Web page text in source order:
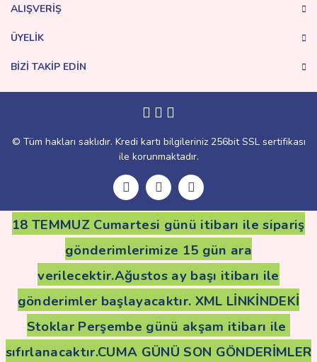
ALIŞVERİŞ
ÜYELİK
BİZİ TAKİP EDİN
© Tüm hakları saklıdır. Kredi kartı bilgileriniz 256bit SSL sertifikası
ile korunmaktadır.
18 TEMMUZ Cumartesi günü itibarı ile sipariş
gönderimlerimize 15 gün ara
verilecektir.Ağustos ay başı itibarı ile
gönderimler başlayacaktır. XML LİNKİNDEKİ
Stoklar Perşembe günü akşam itibarı ile
sıfırlanacaktır.CUMA GÜNÜ SON GÖNDERİMLER